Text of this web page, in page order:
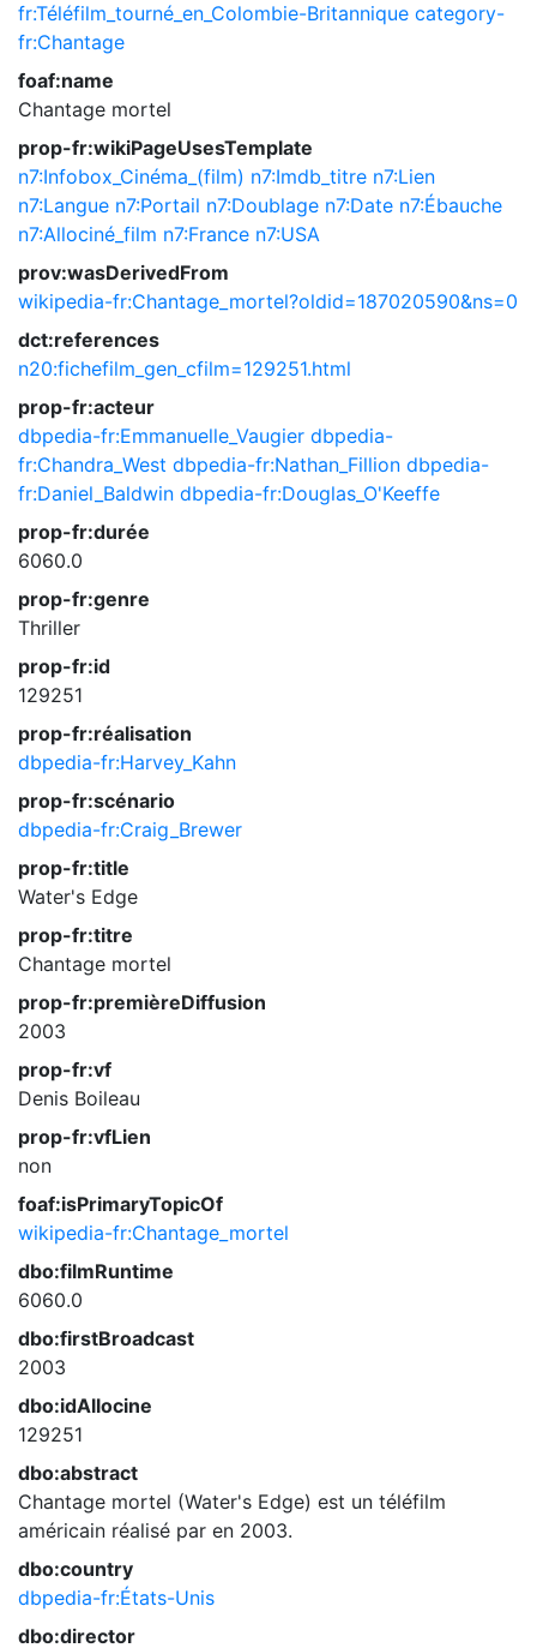
fr:Téléfilm_tourné_en_Colombie-Britannique category-
fr:Chantage
foaf:name
Chantage mortel
prop-fr:wikiPageUsesTemplate
n7:Infobox_Cinéma_(film) n7:Imdb_titre n7:Lien
n7:Langue n7:Portail n7:Doublage n7:Date n7:Ébauche
n7:Allociné_film n7:France n7:USA
prov:wasDerivedFrom
wikipedia-fr:Chantage_mortel?oldid=187020590&ns=0
dct:references
n20:fichefilm_gen_cfilm=129251.html
prop-fr:acteur
dbpedia-fr:Emmanuelle_Vaugier dbpedia-
fr:Chandra_West dbpedia-fr:Nathan_Fillion dbpedia-
fr:Daniel_Baldwin dbpedia-fr:Douglas_O'Keeffe
prop-fr:durée
6060.0
prop-fr:genre
Thriller
prop-fr:id
129251
prop-fr:réalisation
dbpedia-fr:Harvey_Kahn
prop-fr:scénario
dbpedia-fr:Craig_Brewer
prop-fr:title
Water's Edge
prop-fr:titre
Chantage mortel
prop-fr:premièreDiffusion
2003
prop-fr:vf
Denis Boileau
prop-fr:vfLien
non
foaf:isPrimaryTopicOf
wikipedia-fr:Chantage_mortel
dbo:filmRuntime
6060.0
dbo:firstBroadcast
2003
dbo:idAllocine
129251
dbo:abstract
Chantage mortel (Water's Edge) est un téléfilm
américain réalisé par en 2003.
dbo:country
dbpedia-fr:États-Unis
dbo:director